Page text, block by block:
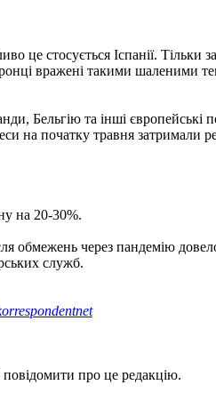
це стосується Іспанії. Тільки
вражені такими
Бельгію та інші європейські
на початку травня затримали
на 20-30%.
обмежень через пандемію
служб.
про це редакцію.